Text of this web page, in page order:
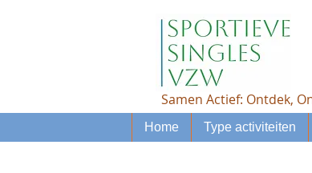
Samen Actief: Ontdek,
Home Type activiteiten